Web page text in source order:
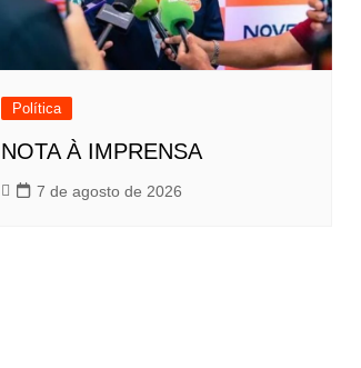
Política
NOTA À IMPRENSA
7 de agosto de 2026